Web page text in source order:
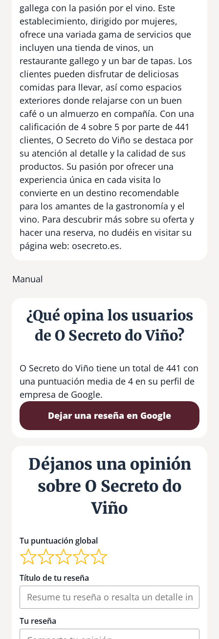
gallega con la pasión por el vino. Este
establecimiento, dirigido por mujeres,
ofrece una variada gama de servicios que
incluyen una tienda de vinos, un
restaurante gallego y un bar de tapas. Los
clientes pueden disfrutar de deliciosas
comidas para llevar, así como espacios
exteriores donde relajarse con un buen
café o un almuerzo en compañía. Con una
calificación de 4 sobre 5 por parte de 441
clientes, O Secreto do Viño se destaca por
su atención al detalle y la calidad de sus
productos. Su pasión por ofrecer una
experiencia única en cada visita lo
convierte en un destino recomendable
para los amantes de la gastronomía y el
vino. Para descubrir más sobre su oferta y
hacer una reserva, no dudéis en visitar su
página web: osecreto.es.
Manual
¿Qué opina los usuarios
de O Secreto do Viño?
O Secreto do Viño tiene un total de 441 con
una puntuación media de 4 en su perfil de
empresa de Google.
Dejar una reseña en Google
Déjanos una opinión
sobre O Secreto do
Viño
Tu puntuación global
Título de tu reseña
Tu reseña